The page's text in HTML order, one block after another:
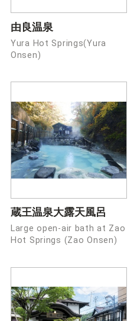
由良温泉
Yura Hot Springs(Yura
Onsen)
蔵王温泉大露天風呂
Large open-air bath at Zao
Hot Springs (Zao Onsen)